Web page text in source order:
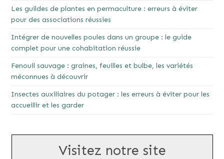
Les guildes de plantes en permaculture : erreurs à éviter
pour des associations réussies
Intégrer de nouvelles poules dans un groupe : le guide
complet pour une cohabitation réussie
Fenouil sauvage : graines, feuilles et bulbe, les variétés
méconnues à découvrir
Insectes auxiliaires du potager : les erreurs à éviter pour les
accueillir et les garder
Visitez notre site